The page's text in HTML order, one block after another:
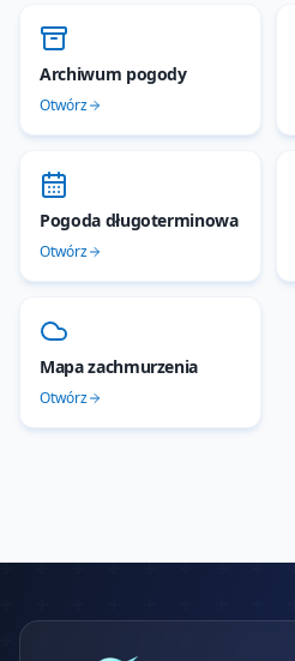
Archiwum pogody
Otwórz
Pogoda długoterminowa
Otwórz
Mapa zachmurzenia
Otwórz